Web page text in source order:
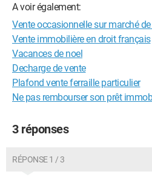
A voir également:
Vente occasionnelle sur marché
Vente immobilière en droit français
Vacances de noel
Decharge de vente
Plafond vente ferraille particulier
Ne pas rembourser son prêt
3 réponses
RÉPONSE 1 / 3